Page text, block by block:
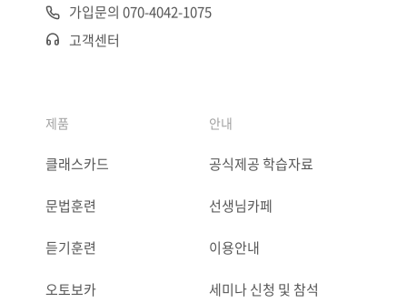
가입문의 070-4042-1075
고객센터
제품
클래스카드
문법훈련
듣기훈련
오토보카
안내
공식제공 학습자료
선생님카페
이용안내
세미나 신청 및 참석